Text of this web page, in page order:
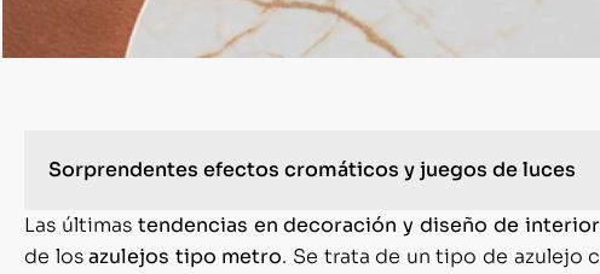
Sorprendentes efectos cromáticos y juegos de luces
Las últimas tendencias en decoración y diseño de
de losazulejos tipo metro. Se trata de un tipo de azulejo